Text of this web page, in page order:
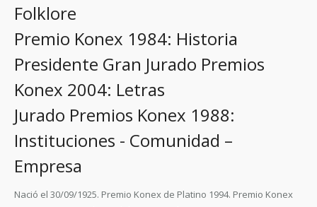
Folklore
Premio Konex 1984: Historia
Presidente Gran Jurado Premios
Konex 2004: Letras
Jurado Premios Konex 1988:
Instituciones - Comunidad –
Empresa
Nació el 30/09/1925. Premio Konex de Platino 1994. Premio Konex